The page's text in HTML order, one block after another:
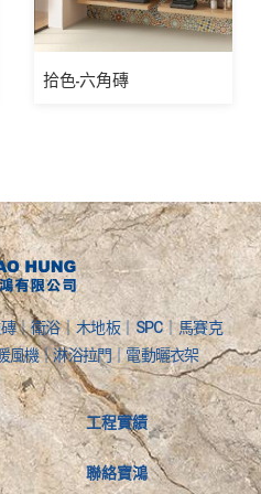
拾色-六角磚
｜衛浴｜木地板｜SPC｜馬賽克
風機｜淋浴拉門｜電動曬衣架
工程實績
聯絡寶鴻